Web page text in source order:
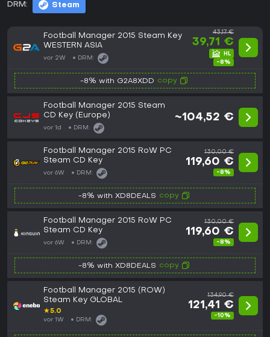
DRM: Steam
Football Manager 2015 Steam Key
WESTERN ASIA
vor 2W DRM:
43,17 €
39,71 €
-8%
-8% with G2A8XDD copy
Football Manager 2015 Steam
CD Key (Europe)
vor 1d DRM:
~104,52 €
Football Manager 2015 RoW PC
Steam CD Key
vor 6W DRM:
130,00 €
119,60 €
-8%
-8% with XD8DEALS copy
Football Manager 2015 RoW PC
Steam CD Key
vor 6W DRM:
130,00 €
119,60 €
-8%
-8% with XD8DEALS copy
Football Manager 2015 (ROW)
Steam Key GLOBAL
★5.0
vor 1W DRM:
134,90 €
121,41 €
-10%